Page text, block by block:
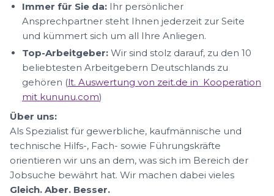
Immer für Sie da: Ihr persönlicher
Ansprechpartner steht Ihnen jederzeit zur Seite
und kümmert sich um all Ihre Anliegen.
Top-Arbeitgeber: Wir sind stolz darauf, zu den 10
beliebtesten Arbeitgebern Deutschlands zu
gehören (lt. Auswertung von zeit.de in Kooperation
mit kununu.com)
Über uns:
Als Spezialist für gewerbliche, kaufmännische und
technische Hilfs-, Fach- sowie Führungskräfte
orientieren wir uns an dem, was sich im Bereich der
Jobsuche bewährt hat. Wir machen dabei vieles
Gleich. Aber. Besser.